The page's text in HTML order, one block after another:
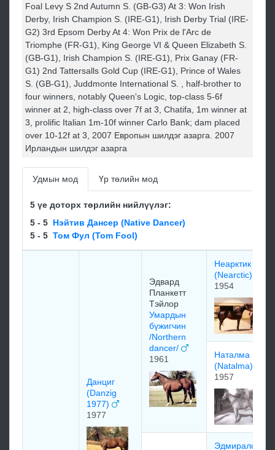
Foal Levy S 2nd Autumn S. (GB-G3) At 3: Won Irish
Derby, Irish Champion S. (IRE-G1), Irish Derby Trial (IRE-
G2) 3rd Epsom Derby At 4: Won Prix de l'Arc de
Triomphe (FR-G1), King George VI & Queen Elizabeth S.
(GB-G1), Irish Champion S. (IRE-G1), Prix Ganay (FR-
G1) 2nd Tattersalls Gold Cup (IRE-G1), Prince of Wales
S. (GB-G1), Juddmonte International S. , half-brother to
four winners, notably Queen's Logic, top-class 5-6f
winner at 2, high-class over 7f at 3, Chatifa, 1m winner at
3, prolific Italian 1m-10f winner Carlo Bank; dam placed
over 10-12f at 3, 2007 Европын шилдэг азарга. 2007
Ирландын шилдэг азарга
Удмын мод Үр төлийн мод
5 үе доторх төрлийн нийлүүлэг:
5 - 5 Нэйтив Дансер (Native Dancer)
5 - 5 Том Фул (Tom Fool)
Данциг
(Danzig
1977)
1977
Эдваpд
Планкетт
Тэйлop
Умардын
бүжигчин
/Northern
dancer/
1961
Неарктик
(Nearctic)
1954
Наталма
(Natalma)
1957
Эдмиpалc